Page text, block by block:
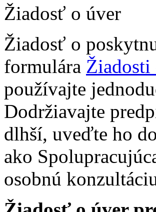
Žiadosť o úver
Žiadosť o
formulára Žiadosti
používajte
Dodržiavajte
dlhší, uveďte ho
ako
osobnú